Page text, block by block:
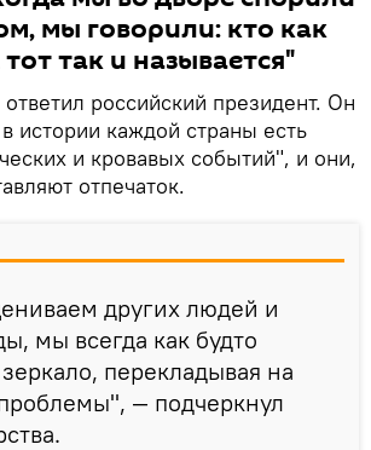
мы говорили: кто как
так и называется"
российский президент. Он
истории каждой страны есть
и кровавых событий", и они,
отпечаток.
других людей и
мы всегда как будто
перекладывая на
— подчеркнул